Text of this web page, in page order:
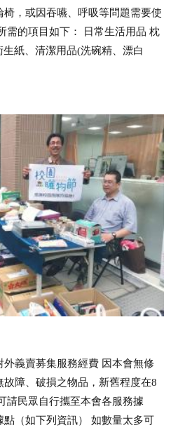
椅，或因吞嚥、呼吸等問題需要使
需的項目如下： 日常生活用品 枕
紙、清潔用品(洗碗精、漂白
義賣募集服務經費 因本會無修
障、破損之物品，新舊程度在8
請民眾自行攜至本會各服務據
（如下列資訊） 如數量太多可